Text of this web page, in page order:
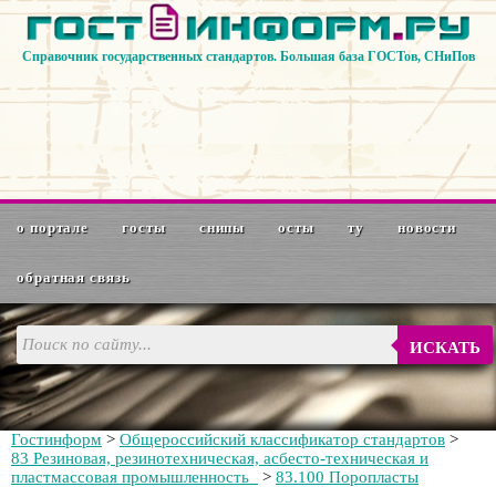
Справочник государственных стандартов. Большая база ГОСТов, СНиПов
о портале госты снипы осты ту новости
обратная связь
ИСКАТЬ
Гостинформ > Общероссийский классификатор стандартов >
83 Резиновая, резинотехническая, асбесто-техническая и
пластмассовая промышленность
> 83.100 Поропласты